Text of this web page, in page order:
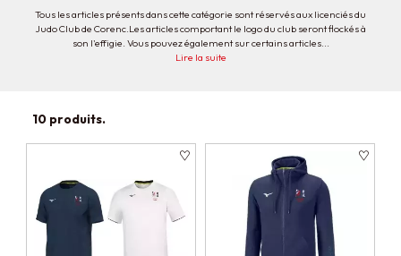
Tous les articles présents dans cette catégorie sont réservés aux licenciés du
Judo Club de Corenc.Les articles comportant le logo du club seront flockés à
son l'effigie. Vous pouvez également sur certains articles...
Tous les articles présents dans cette catégorie sont réservés aux licenciés du
pouvez également sur certains articles (maillots, sweats) faire marquer
La procédure est expliquée sur la fiche des articles.
Pour toutes informations complémentaires, vous pouvez nous contacter au
04 76 75 50 48 lors des horaires d'ouverture, ou par mail à contact@sport-
Licenciés du Judo Club de Corenc, bonne visite sur notre site :)
Lire la suite
10 produits.